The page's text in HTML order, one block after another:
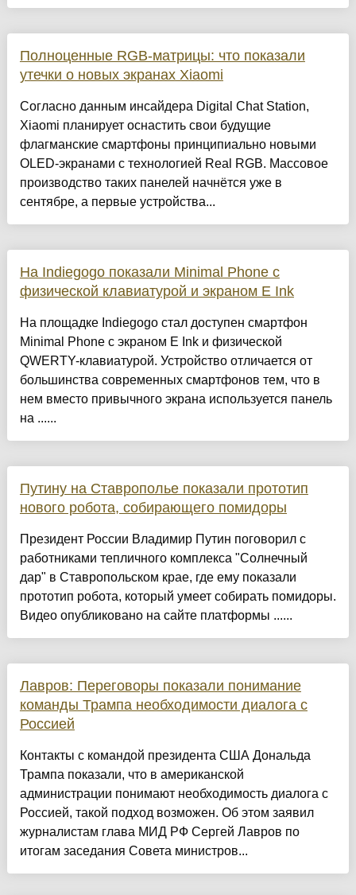
Полноценные RGB-матрицы: что показали
утечки о новых экранах Xiaomi
Согласно данным инсайдера Digital Chat Station,
Xiaomi планирует оснастить свои будущие
флагманские смартфоны принципиально новыми
OLED-экранами с технологией Real RGB. Массовое
производство таких панелей начнётся уже в
сентябре, а первые устройства...
На Indiegogo показали Minimal Phone с
физической клавиатурой и экраном E Ink
На площадке Indiegogo стал доступен смартфон
Minimal Phone с экраном E Ink и физической
QWERTY-клавиатурой. Устройство отличается от
большинства современных смартфонов тем, что в
нем вместо привычного экрана используется панель
на ......
Путину на Ставрополье показали прототип
нового робота, собирающего помидоры
Президент России Владимир Путин поговорил с
работниками тепличного комплекса "Солнечный
дар" в Ставропольском крае, где ему показали
прототип робота, который умеет собирать помидоры.
Видео опубликовано на сайте платформы ......
Лавров: Переговоры показали понимание
команды Трампа необходимости диалога с
Россией
Контакты с командой президента США Дональда
Трампа показали, что в американской
администрации понимают необходимость диалога с
Россией, такой подход возможен. Об этом заявил
журналистам глава МИД РФ Сергей Лавров по
итогам заседания Совета министров...